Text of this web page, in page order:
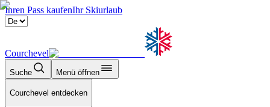
Ihren Pass kaufenIhr Skiurlaub
Courchevel
Suche Menü öffnen
Courchevel entdecken